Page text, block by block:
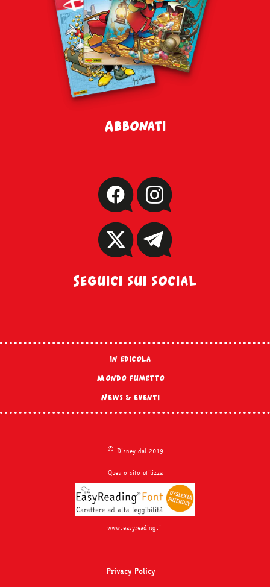
Abbonati
Seguici sui social
In edicola
Mondo fumetto
News & eventi
© Disney dal 2019
Questo sito utilizza
www.easyreading.it
Privacy Policy